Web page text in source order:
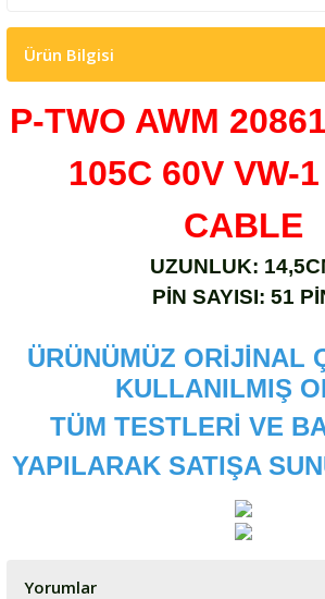
Ürün Bilgisi
P-TWO AWM
105C 60V VW-
CABLE
UZUNLUK:
PİN SAYISI: 51
ÜRÜNÜMÜZ ORİJİNAL
KULLANILMIŞ
TÜM TESTLERİ VE
YAPILARAK SATIŞA
Yorumlar